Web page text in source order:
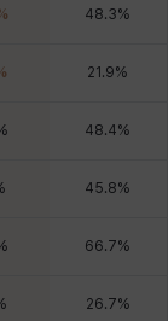
48.3%
21.9%
48.4%
45.8%
66.7%
26.7%